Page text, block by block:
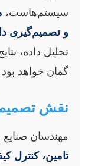
سیستم‌هاست،
و تصمیم‌گیری
تحلیل داده،
گمان خواهد
نقش
مهندسان صنایع
تامین، کنترل